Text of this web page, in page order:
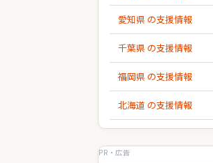
愛知県 の支援情報
千葉県 の支援情報
福岡県 の支援情報
北海道 の支援情報
PR・広告